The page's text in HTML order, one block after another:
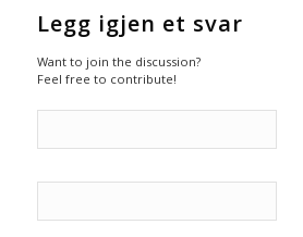
Legg igjen et svar
Want to join the discussion?
Feel free to contribute!